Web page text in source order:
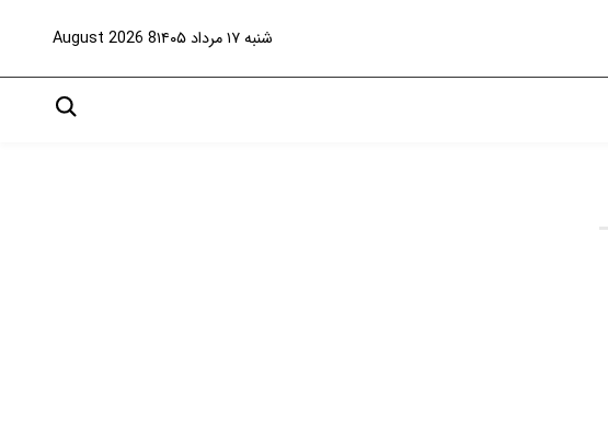
شنبه ۱۷ مرداد ۱۴۰۵ 8 August 2026